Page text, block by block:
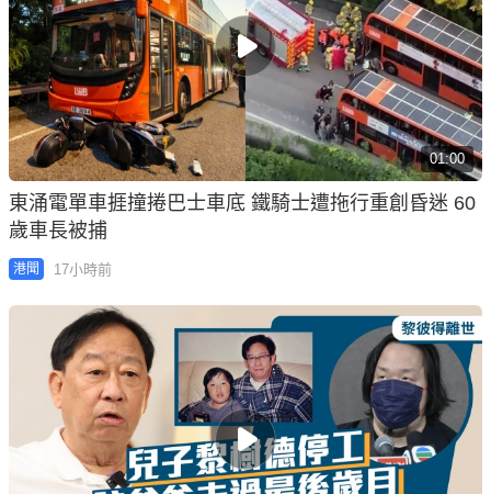
01:00
東涌電單車捱撞捲巴士車底 鐵騎士遭拖行重創昏迷 60
歲車長被捕
港聞 17小時前